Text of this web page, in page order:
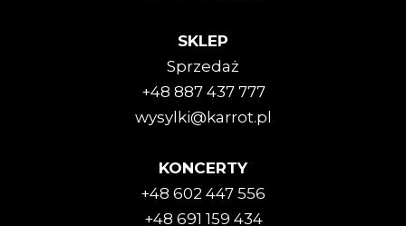
SKLEP
Sprzedaż
+48 887 437 777
wysylki@karrot.pl
KONCERTY
+48 602 447 556
+48 691 159 434